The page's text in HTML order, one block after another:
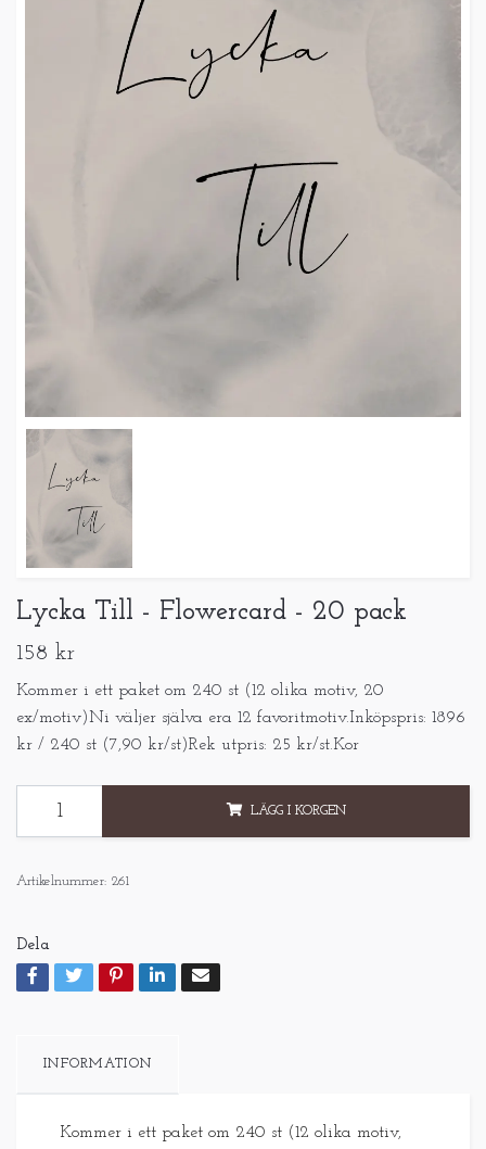
Lycka Till - Flowercard - 20 pack
158 kr
Kommer i ett paket om 240 st (12 olika motiv, 20
ex/motiv)Ni väljer själva era 12 favoritmotiv.Inköpspris: 1896
kr / 240 st (7,90 kr/st)Rek utpris: 25 kr/st.Kor
LÄGG I KORGEN
Artikelnummer: 261
Dela
INFORMATION
Kommer i ett paket om 240 st (12 olika motiv,